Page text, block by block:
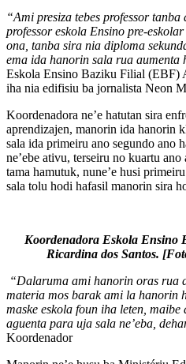
“Ami presiza tebes professor
professor eskola Ensino pre-
ona, tanba sira nia diploma
ema ida hanorin sala rua aumenta
Eskola Ensino Baziku Filial (EBF)
iha nia edifisiu ba jornalista Neon
Koordenadora ne’e hatutan sira
aprendizajen, manorin ida hanorin
sala ida primeiru ano segundo ano
ne’ebe ativu, terseiru no kuartu
tama hamutuk, nune’e husi
sala tolu hodi hafasil manorin sira
Koordenadora Eskola
Ricardina dos Santos.
“Dalaruma ami hanorin oras rua
materia mos barak ami la hanorin
maske eskola foun iha leten,
aguenta para uja sala ne’eba,
Koordenador